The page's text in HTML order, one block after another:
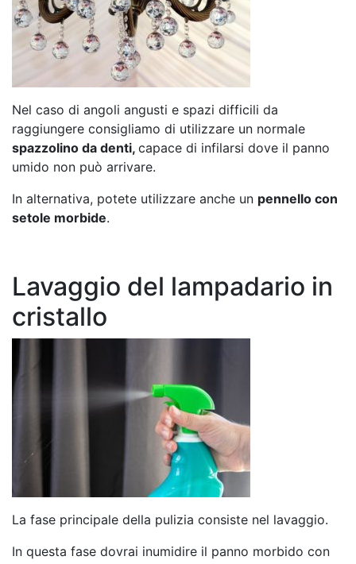
Nel caso di angoli angusti e spazi difficili da
raggiungere consigliamo di utilizzare un normale
spazzolino da denti, capace di infilarsi dove il panno
umido non può arrivare.
In alternativa, potete utilizzare anche un pennello con
setole morbide.
Lavaggio del lampadario in
cristallo
La fase principale della pulizia consiste nel lavaggio.
In questa fase dovrai inumidire il panno morbido con